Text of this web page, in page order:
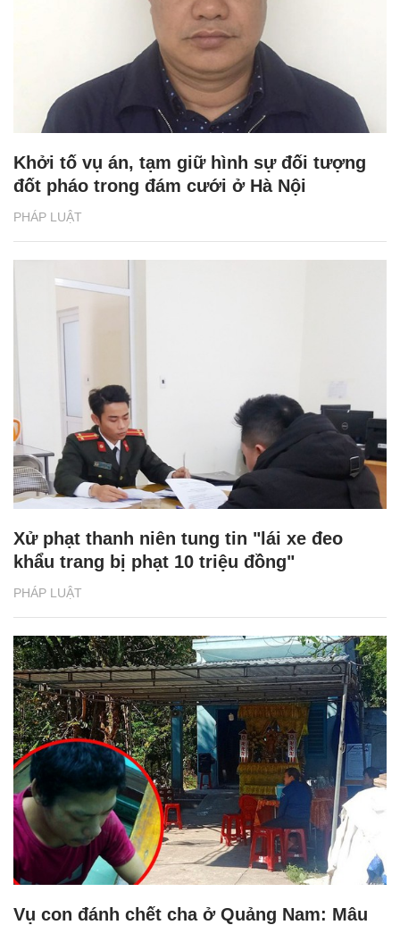
PHÁP LUẬT
Khởi tố vụ án, tạm giữ hình sự đối tượng
đốt pháo trong đám cưới ở Hà Nội
PHÁP LUẬT
Xử phạt thanh niên tung tin "lái xe đeo
khẩu trang bị phạt 10 triệu đồng"
Vụ con đánh chết cha ở Quảng Nam: Mâu